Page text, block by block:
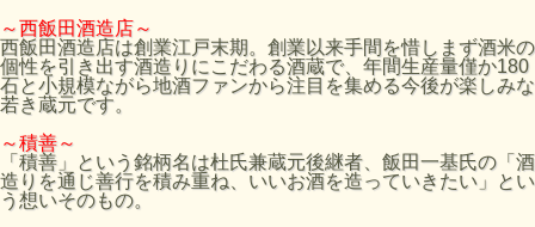
～西飯田酒造店～
西飯田酒造店は創業江戸末期。創業以来手間を惜しまず酒米の
個性を引き出す酒造りにこだわる酒蔵で、年間生産量僅か180
石と小規模ながら地酒ファンから注目を集める今後が楽しみな
若き蔵元です。
～積善～
「積善」という銘柄名は杜氏兼蔵元後継者、飯田一基氏の「酒
造りを通じ善行を積み重ね、いいお酒を造っていきたい」とい
う想いそのもの。